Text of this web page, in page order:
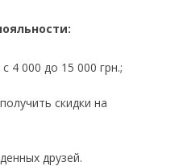
4 000 до 15 000 грн.;
скидки на
друзей.